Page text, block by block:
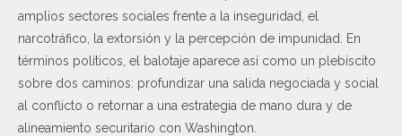
amplios sectores sociales frente a la inseguridad, el
narcotráfico, la extorsión y la percepción de impunidad. En
términos políticos, el balotaje aparece así como un plebiscito
sobre dos caminos: profundizar una salida negociada y social
al conflicto o retornar a una estrategia de mano dura y de
alineamiento securitario con Washington.